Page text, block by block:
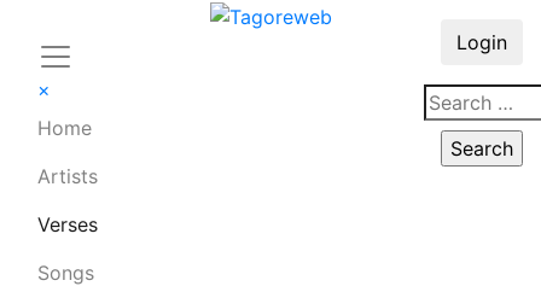
×
Home
Artists
Verses
Songs
Login